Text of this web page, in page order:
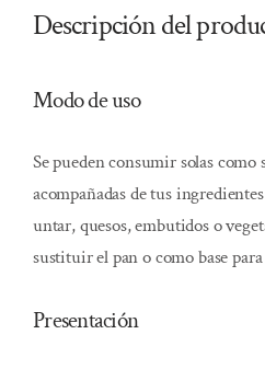
Descripción del
Modo de uso
Se pueden consumir solas como
acompañadas de tus
untar, quesos, embutidos o
sustituir el pan o como base para
Presentación